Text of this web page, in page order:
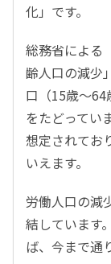
化」です。
総務省による
齢人口の減少
口（15歳〜
をたどってい
想定されてお
いえます。
労働人口の減
結しています
ば、今まで通